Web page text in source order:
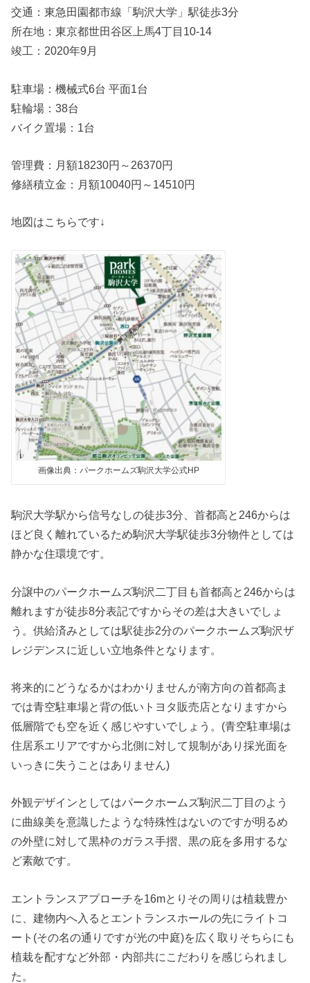
交通：東急田園都市線「駒沢大学」駅徒歩3分
所在地：東京都世田谷区上馬4丁目10-14
竣工：2020年9月
駐車場：機械式6台 平面1台
駐輪場：38台
バイク置場：1台
管理費：月額18230円～26370円
修繕積立金：月額10040円～14510円
地図はこちらです↓
画像出典：パークホームズ駒沢大学公式HP
駒沢大学駅から信号なしの徒歩3分、首都高と246からは
ほど良く離れているため駒沢大学駅徒歩3分物件としては
静かな住環境です。
分譲中のパークホームズ駒沢二丁目も首都高と246からは
離れますが徒歩8分表記ですからその差は大きいでしょ
う。供給済みとしては駅徒歩2分のパークホームズ駒沢ザ
レジデンスに近しい立地条件となります。
将来的にどうなるかはわかりませんが南方向の首都高ま
では青空駐車場と背の低いトヨタ販売店となりますから
低層階でも空を近く感じやすいでしょう。(青空駐車場は
住居系エリアですから北側に対して規制があり採光面を
いっきに失うことはありません)
外観デザインとしてはパークホームズ駒沢二丁目のよう
に曲線美を意識したような特殊性はないのですが明るめ
の外壁に対して黒枠のガラス手摺、黒の庇を多用するな
ど素敵です。
エントランスアプローチを16mとりその周りは植栽豊か
に、建物内へ入るとエントランスホールの先にライトコ
ート(その名の通りですが光の中庭)を広く取りそちらにも
植栽を配すなど外部・内部共にこだわりを感じられまし
た。